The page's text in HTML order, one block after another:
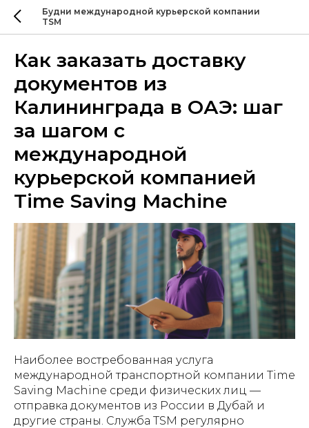
Будни международной курьерской компании
TSM
Как заказать доставку
документов из
Калининграда в ОАЭ: шаг
за шагом с
международной
курьерской компанией
Time Saving Machine
Наиболее востребованная услуга
международной транспортной компании Time
Saving Machine среди физических лиц —
отправка документов из России в Дубай и
другие страны. Служба TSM регулярно